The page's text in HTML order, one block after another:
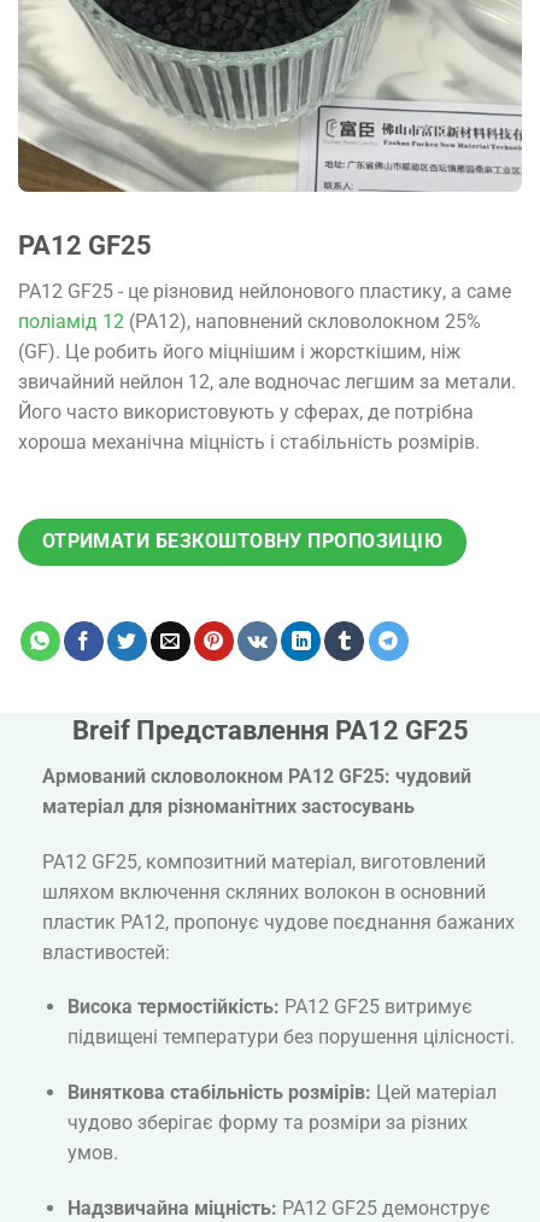
PA12 GF25
PA12 GF25 - це різновид нейлонового пластику, а саме
поліамід 12 (PA12), наповнений скловолокном 25%
(GF). Це робить його міцнішим і жорсткішим, ніж
звичайний нейлон 12, але водночас легшим за метали.
Його часто використовують у сферах, де потрібна
хороша механічна міцність і стабільність розмірів.
ОТРИМАТИ БЕЗКОШТОВНУ ПРОПОЗИЦІЮ
Breif Представлення PA12 GF25
Армований скловолокном PA12 GF25: чудовий
матеріал для різноманітних застосувань
PA12 GF25, композитний матеріал, виготовлений
шляхом включення скляних волокон в основний
пластик PA12, пропонує чудове поєднання бажаних
властивостей:
Висока термостійкість: PA12 GF25 витримує
підвищені температури без порушення цілісності.
Виняткова стабільність розмірів: Цей матеріал
чудово зберігає форму та розміри за різних
умов.
Надзвичайна міцність: PA12 GF25 демонструє